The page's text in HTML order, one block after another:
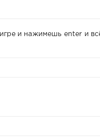
и нажимешь enter и